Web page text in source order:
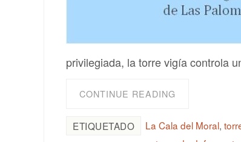
privilegiada, la torre vigía controla
CONTINUE READING
ETIQUETADO La Cala del Moral,